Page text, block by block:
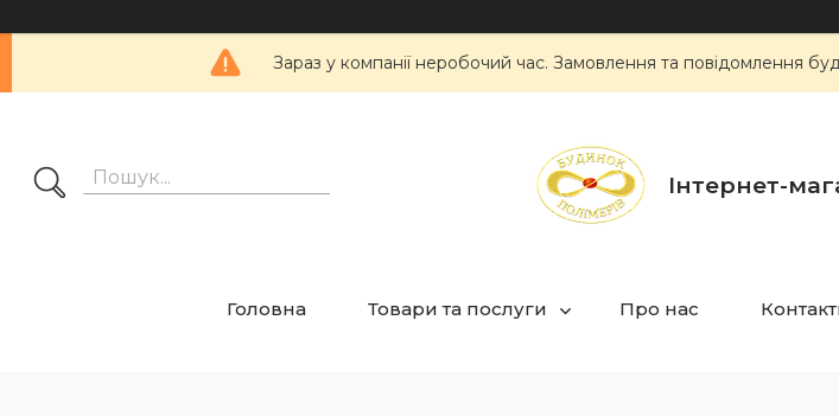
Зараз у компанії неробочий час. Замовлення та повідомлення
Інтернет-
Головна Товари та послуги Про нас